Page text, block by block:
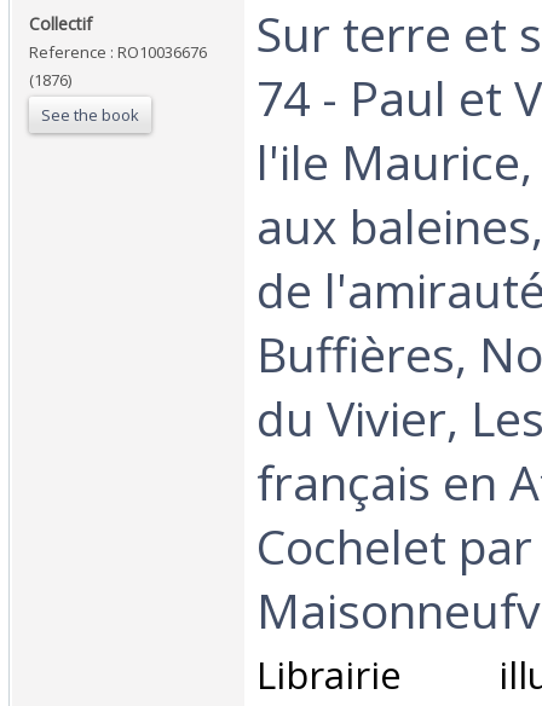
‎Collectif‎
Reference : RO10036676
(1876)
See the book
‎Sur terre et
74 - Paul et
l'ile
aux
de
Buffières,
du Vivier,
français en
Cochelet par
‎Librairie